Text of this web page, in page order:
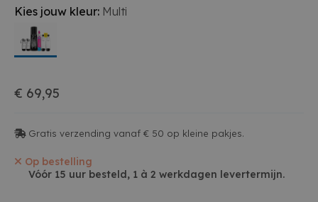
Kies jouw kleur: Multi
€ 69,95
Gratis verzending vanaf € 50 op kleine pakjes.
Op bestelling
Vóór 15 uur besteld, 1 à 2 werkdagen levertermijn.